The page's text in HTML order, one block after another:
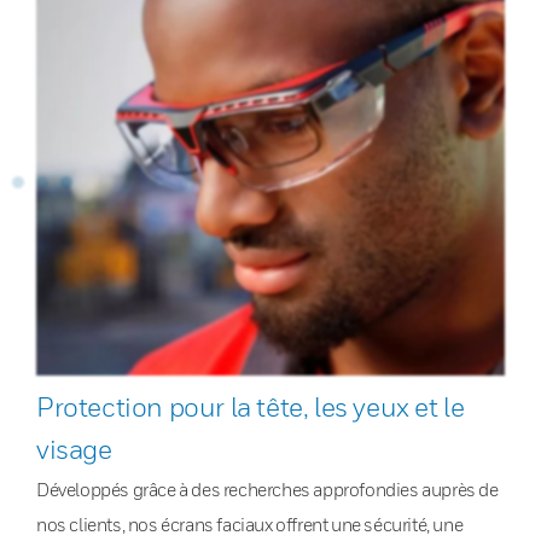
Protection pour la tête, les yeux et le
visage
Développés grâce à des recherches approfondies auprès de
nos clients, nos écrans faciaux offrent une sécurité, une